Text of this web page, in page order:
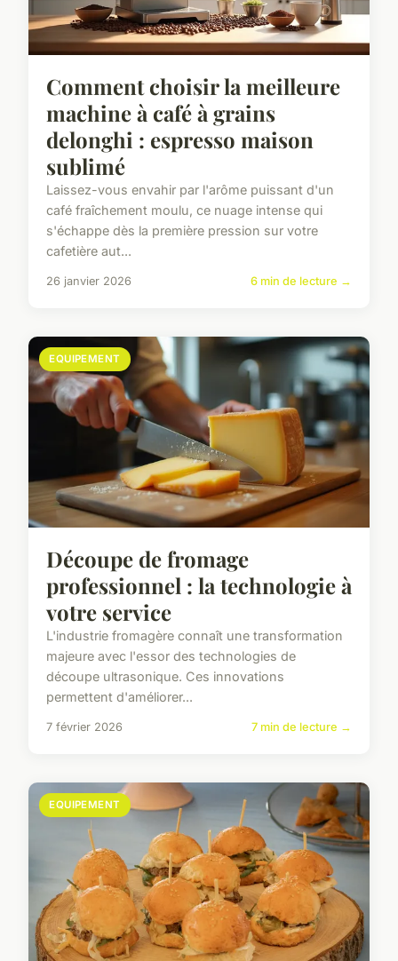
Comment choisir la meilleure
machine à café à grains
delonghi : espresso maison
sublimé
Laissez-vous envahir par l'arôme puissant d'un
café fraîchement moulu, ce nuage intense qui
s'échappe dès la première pression sur votre
cafetière aut...
26 janvier 2026 6 min de lecture →
EQUIPEMENT
Découpe de fromage
professionnel : la technologie à
votre service
L'industrie fromagère connaît une transformation
majeure avec l'essor des technologies de
découpe ultrasonique. Ces innovations
permettent d'améliorer...
7 février 2026 7 min de lecture →
EQUIPEMENT